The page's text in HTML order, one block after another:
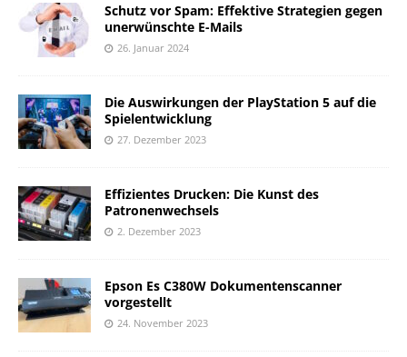
Schutz vor Spam: Effektive Strategien gegen
unerwünschte E-Mails
26. Januar 2024
Die Auswirkungen der PlayStation 5 auf die
Spielentwicklung
27. Dezember 2023
Effizientes Drucken: Die Kunst des
Patronenwechsels
2. Dezember 2023
Epson Es C380W Dokumentenscanner
vorgestellt
24. November 2023